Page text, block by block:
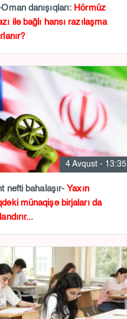
Oman danışıqları: Hörmüz
ilə bağlı hansı razılaşma
4 Avqust - 13:35
nefti bahalaşır- Yaxın
münaqişə birjaları da